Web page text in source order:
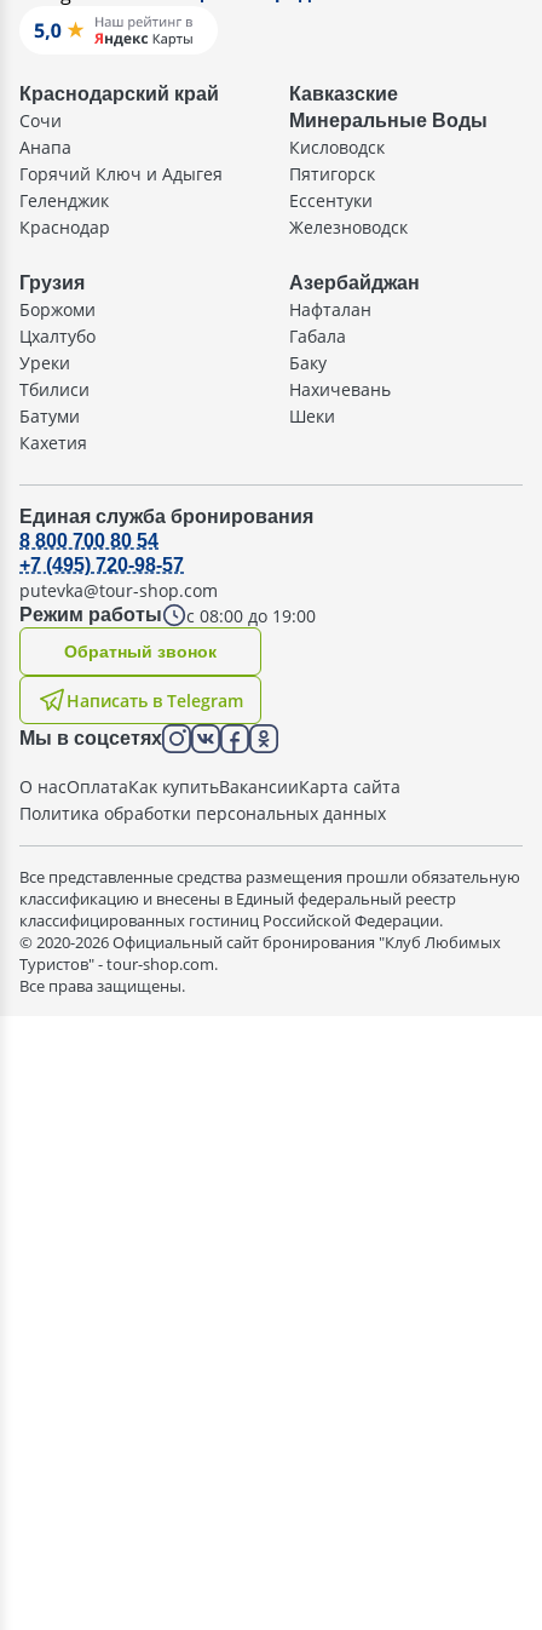
Краснодарский край
Сочи
Анапа
Горячий Ключ и Адыгея
Геленджик
Краснодар
Кавказские
Минеральные Воды
Кисловодск
Пятигорск
Ессентуки
Железноводск
Грузия
Боржоми
Цхалтубо
Уреки
Тбилиси
Батуми
Кахетия
Азербайджан
Нафталан
Габала
Баку
Нахичевань
Шеки
Единая служба бронирования
Режим работы с 08:00 до 19:00
8 800 700 80 54
+7 (495) 720-98-57
putevka@tour-shop.com
Написать в Telegram
Oбратный звонок
Мы в соцсетях
О насОплатаКак купитьВакансииКарта сайта
Политика обработки персональных данных
Все представленные средства размещения прошли обязательную
классификацию и внесены в Единый федеральный реестр
классифицированных гостиниц Российской Федерации.
© 2020-2026 Официальный сайт бронирования "Клуб Любимых
Туристов" - tour-shop.com.
Все права защищены.